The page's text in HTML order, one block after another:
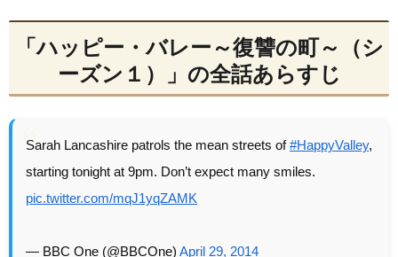
「ハッピー・バレー～復讐の町～（シ
ーズン１）」の全話あらすじ
Sarah Lancashire patrols the mean streets of#HappyValley,
starting tonight at 9pm. Don’t expect many smiles.
pic.twitter.com/mqJ1yqZAMK
— BBC One (@BBCOne) April 29, 2014